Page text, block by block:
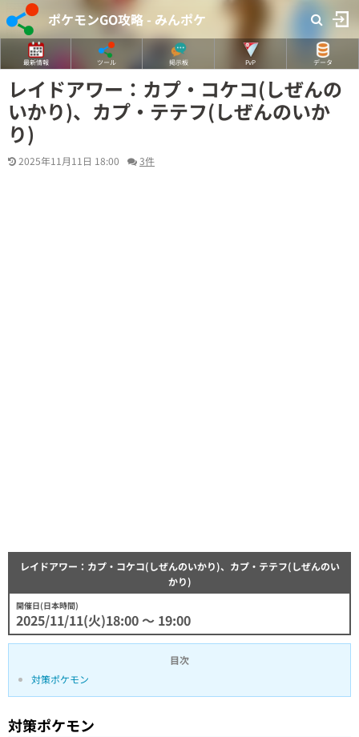
ポケモンGO攻略 - みんポケ
最新情報 ツール 掲示板 PvP データ
レイドアワー：カプ・コケコ(しぜんの
いかり)、カプ・テテフ(しぜんのいか
り)
2025年11月11日 18:00 3件
レイドアワー：カプ・コケコ(しぜんのいかり)、カプ・テテフ(しぜんのい
かり)
開催日(日本時間)
2025/11/11(火)18:00 〜 19:00
目次
対策ポケモン
対策ポケモン